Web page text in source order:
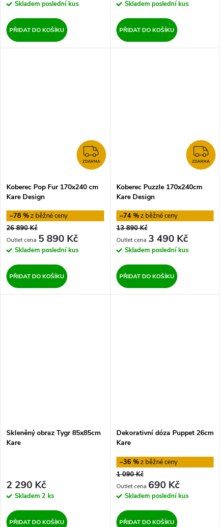
Skladem poslední kus
PŘIDAT DO KOŠÍKU
Skladem poslední kus
PŘIDAT DO KOŠÍKU
ZDARMA
ZDARMA
Koberec Pop Fur 170x240 cm
Kare Design
–78 %
26 890 Kč
5 890 Kč
Skladem poslední kus
PŘIDAT DO KOŠÍKU
ZDARMA
Koberec Puzzle 170x240cm
Kare Design
–74 %
13 890 Kč
3 490 Kč
Skladem poslední kus
PŘIDAT DO KOŠÍKU
Skleněný obraz Tygr 85x85cm
Kare
2 290 Kč
Skladem 2 ks
PŘIDAT DO KOŠÍKU
Dekorativní dóza Puppet 26cm
Kare
–36 %
1 090 Kč
690 Kč
Skladem poslední kus
PŘIDAT DO KOŠÍKU